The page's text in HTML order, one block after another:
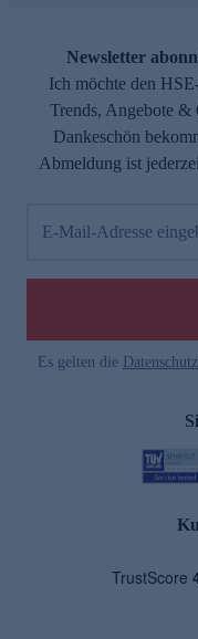
Newsletter
Ich möchte den
Trends, Angebote &
Dankeschön
Abmeldung ist
E-Mail-Adresse
Es gelten die